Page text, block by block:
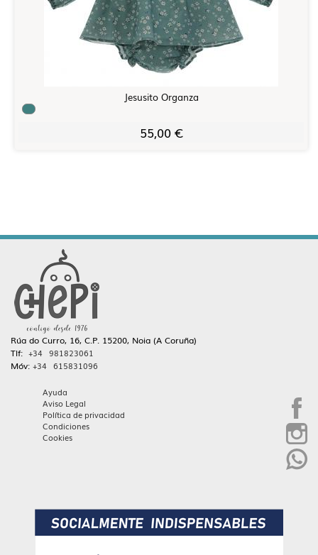
Jesusito Organza
55,00 €
Rúa do Curro, 16, C.P. 15200, Noia (A Coruña)
Tlf: +34 981823061
Móv: +34 615831096
Ayuda
Aviso Legal
Política de privacidad
Condiciones
Cookies